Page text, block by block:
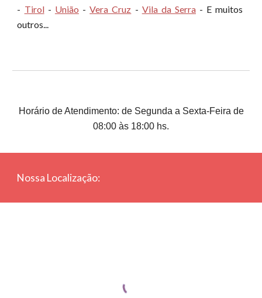
- Tirol- União -Vera Cruz - Vila da Serra- E muitos
outros...
Horário de Atendimento: de Segunda a Sexta-Feira de
08:00 às 18:00 hs.
Nossa Localização: